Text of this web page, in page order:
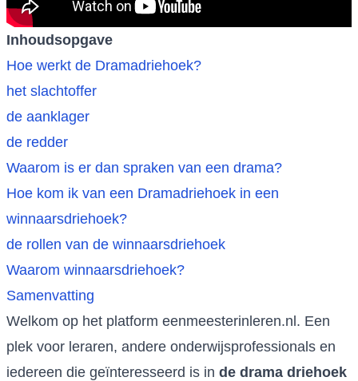
Inhoudsopgave
Hoe werkt de Dramadriehoek?
het slachtoffer
de aanklager
de redder
Waarom is er dan spraken van een drama?
Hoe kom ik van een Dramadriehoek in een
winnaarsdriehoek?
de rollen van de winnaarsdriehoek
Waarom winnaarsdriehoek?
Samenvatting
Welkom op het platform eenmeesterinleren.nl. Een
plek voor leraren, andere onderwijsprofessionals en
iedereen die geïnteresseerd is in de drama driehoek